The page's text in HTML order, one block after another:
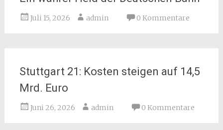
Juli 15, 2026 admin 0 Kommentare
Stuttgart 21: Kosten steigen auf 14,5
Mrd. Euro
Juni 26, 2026 admin 0 Kommentare